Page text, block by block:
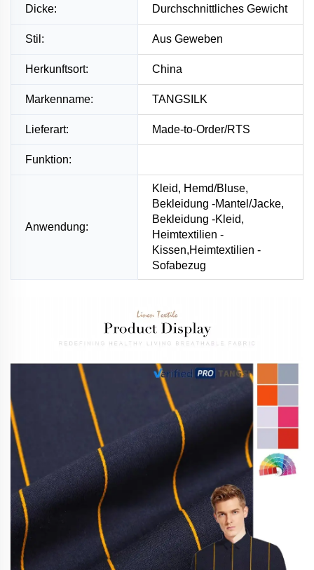
Dicke: Durchschnittliches Gewicht
Stil: Aus Geweben
Herkunftsort: China
Markenname: TANGSILK
Lieferart: Made-to-Order/RTS
Funktion:
Anwendung:
Kleid, Hemd/Bluse,
Bekleidung -Mantel/Jacke,
Bekleidung -Kleid,
Heimtextilien -
Kissen,Heimtextilien -
Sofabezug